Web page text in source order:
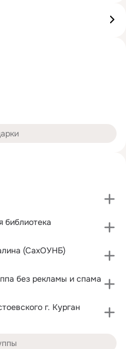
библиотека
(СахОУНБ)
без рекламы и спама
г. Курган